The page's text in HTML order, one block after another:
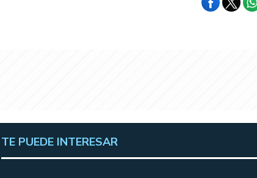
TE PUEDE INTERESAR